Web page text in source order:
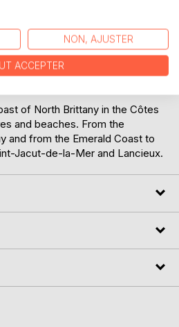
des criques, des plages,
Penthièvre à Erquy et de la
Cast-le-Guildo, Saint-Jacut-de-
of North Brittany in the Côtes
and beaches. From the
and from the Emerald Coast to
Jacut-de-la-Mer and Lancieux.
NON, AJUSTER
ACCEPTER